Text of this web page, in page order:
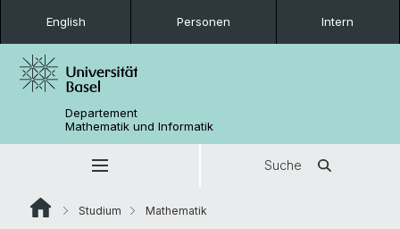
English Personen Intern
Departement
Mathematik und Informatik
Suche
Studium
Mathematik